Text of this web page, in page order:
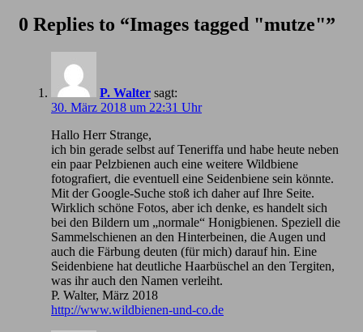
0 Replies to “Images tagged "mutze"”
P. Walter sagt:
30. März 2018 um 22:31 Uhr
Hallo Herr Strange,
ich bin gerade selbst auf Teneriffa und habe heute neben
ein paar Pelzbienen auch eine weitere Wildbiene
fotografiert, die eventuell eine Seidenbiene sein könnte.
Mit der Google-Suche stoß ich daher auf Ihre Seite.
Wirklich schöne Fotos, aber ich denke, es handelt sich
bei den Bildern um „normale“ Honigbienen. Speziell die
Sammelschienen an den Hinterbeinen, die Augen und
auch die Färbung deuten (für mich) darauf hin. Eine
Seidenbiene hat deutliche Haarbüschel an den Tergiten,
was ihr auch den Namen verleiht.
P. Walter, März 2018
http://www.wildbienen-und-co.de